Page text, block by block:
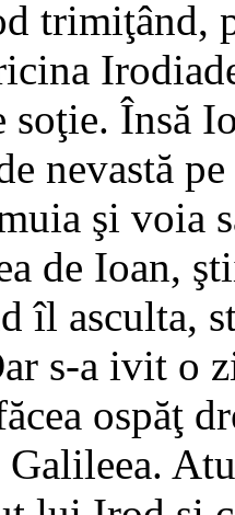
trimiţând,
soţie. Însă
nevastă
şi voia
de Ioan,
îl asculta,
s-a ivit o
ospăţ